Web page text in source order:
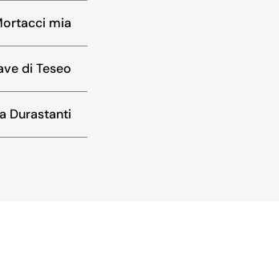
mia
di Teseo
Durastanti